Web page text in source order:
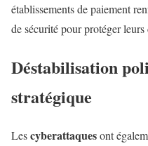
établissements de paiement
de sécurité pour protéger leurs
Déstabilisation
stratégique
Lescyberattaquesont